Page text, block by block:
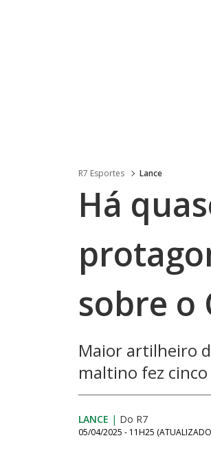
R7 Esportes Lance
Há
sobre o
Maior artilheiro
maltino fez cinco
LANCE | Do R7
05/04/2025 - 11H25